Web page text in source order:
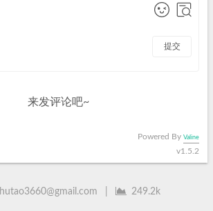
提交
来发评论吧~
Powered By Valine
v1.5.2
hutao3660@gmail.com 249.2k